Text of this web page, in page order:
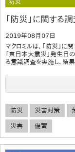
防災
「防災」に関する
2019年08月07日
マクロミルは、「防災」
「東日本大震災」発生日
る意識調査を実施し、結
防災 災害対策
災害 備蓄